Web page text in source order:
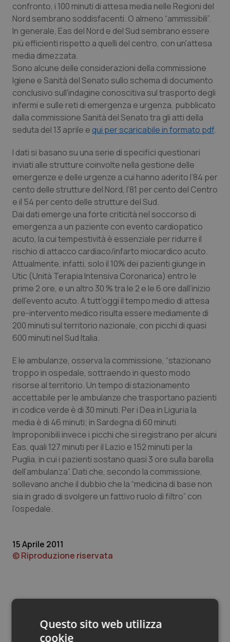
Emilia-Romagna
Friuli Venezia Giulia
Lazio
Liguria
Lombardia
Molise
Piemonte
Provincia Autonoma di Bolzano
Provincia Autonoma di Trento
Puglia
Sardegna
Sicilia
Toscana
Umbria
Valle D’Aosta
Veneto
Colesterolo & coronaropatie
Dermatite Atopica
Diabete & glucometri
Disturbi dell’umore
Dolore
Epatiti
HIV
Infezioni & Febbre
Ipertensione & Scompenso
Malattie rare
Malattia di Crohn & Rettocolite Ulcerosa
Neuroscienze & patologie neurodegenerative
Obesità
Oftalmologia
Oncodermatologia
Oncoematologia
Oncologia & Nutrizione
Psoriasi & pelle
Quotidiano Chirurgia
Quotidiano Pediatria
Rene & patologie urogenitali
confronto, i 100 minuti di attesa media nelle Regioni del
Nord sembrano soddisfacenti. O almeno “ammissibili”.
In generale, Eas del Nord e del Sud sembrano essere
più efficienti rispetto a quelli del centro, con un'attesa
media dimezzata.
Sono alcune delle considerazioni della commissione
Igiene e Sanità del Senato sullo schema di documento
conclusivo sull'indagine conoscitiva sul trasporto degli
infermi e sulle reti di emergenza e urgenza, pubblicato
dalla commissione Sanità del Senato tra gli atti della
seduta del 13 aprile e qui per scaricabile in formato pdf.
I dati si basano su una serie di specifici questionari
inviati alle strutture coinvolte nella gestione delle
emergenze e delle urgenze a cui hanno aderito l’84 per
cento delle strutture del Nord, l’81 per cento del Centro
e il 54 per cento delle strutture del Sud.
Dai dati emerge una forte criticità nel soccorso di
emergenza a un paziente con evento cardiopatico
acuto, la cui tempestività è essenziale per ridurre il
rischio di attacco cardiaco/infarto miocardico acuto.
Attualmente, infatti, solo il 10% dei pazienti giunge in
Utic (Unità Terapia Intensiva Coronarica) entro le
prime 2 ore, e un altro 30 % tra le 2 e le 6 ore dall’inizio
dell’evento acuto. A tutt’oggi il tempo medio di attesa
pre-intervento medico risulta essere mediamente di
200 minuti sul territorio nazionale, con picchi di quasi
600 minuti nel Sud Italia.
E le ambulanze, osserva la commissione, “stazionano
troppo in ospedale, sottraendo in questo modo
risorse al territorio. Un tempo di stazionamento
accettabile per le ambulanze che trasportano pazienti
in codice verde è di 30 minuti. Per i Dea in Liguria la
media è di 46 minuti; in Sardegna di 60 minuti.
Improponibili invece i picchi che si registrano per alcuni
Eas, quali 127 minuti per il Lazio e 152 minuti per la
Puglia, in cui i pazienti sostano quasi 3 ore sulla barella
dell’ambulanza”. Dati che, secondo la commissione,
sollevano anche il dubbio che la “medicina di base non
sia in grado di svolgere un fattivo ruolo di filtro” con
l’ospedale.
15 Aprile 2011
© Riproduzione riservata
Questo sito web utilizza
cookie